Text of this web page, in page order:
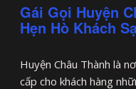
Gái Gọi Huyện
Hẹn Hò Khách
Huyện Châu Thành là
cấp cho khách hàng